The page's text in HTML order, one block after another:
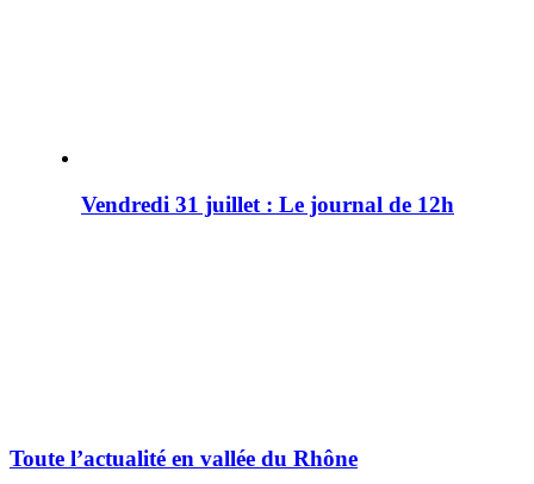
Vendredi 31 juillet : Le journal de 12h
Toute l’actualité en vallée du Rhône